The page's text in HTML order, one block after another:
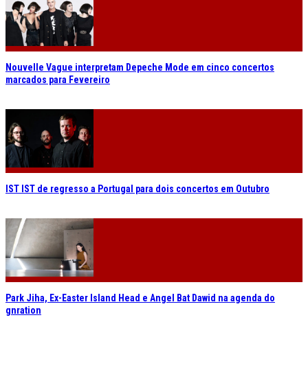
Nouvelle Vague interpretam Depeche Mode em cinco concertos
marcados para Fevereiro
IST IST de regresso a Portugal para dois concertos em Outubro
Park Jiha, Ex-Easter Island Head e Angel Bat Dawid na agenda do
gnration